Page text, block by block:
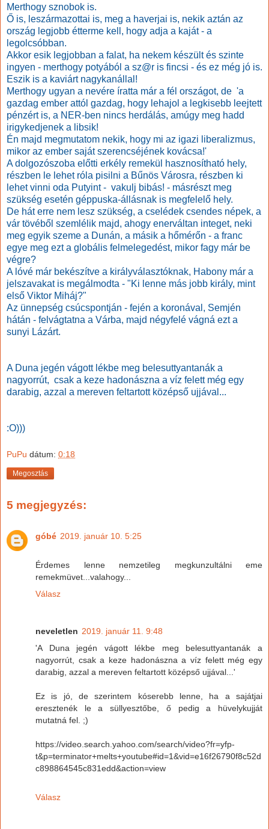
Merthogy sznobok is.
Ő is, leszármazottai is, meg a haverjai is, nekik aztán az
ország legjobb étterme kell, hogy adja a kaját - a
legolcsóbban.
Akkor esik legjobban a falat, ha nekem készült és szinte
ingyen - merthogy potyából a sz@r is fincsi - és ez még jó is.
Eszik is a kaviárt nagykanállal!
Merthogy ugyan a nevére íratta már a fél országot, de 'a
gazdag ember attól gazdag, hogy lehajol a legkisebb leejtett
pénzért is, a NER-ben nincs herdálás, amúgy meg hadd
irigykedjenek a libsik!
Én majd megmutatom nekik, hogy mi az igazi liberalizmus,
mikor az ember saját szerencséjének kovácsa!'
A dolgozószoba előtti erkély remekül hasznosítható hely,
részben le lehet róla pisilni a Bűnös Városra, részben ki
lehet vinni oda Putyint - vakulj bibás! - másrészt meg
szükség esetén géppuska-állásnak is megfelelő hely.
De hát erre nem lesz szükség, a cselédek csendes népek, a
vár tövéből szemlélik majd, ahogy enerváltan integet, neki
meg egyik szeme a Dunán, a másik a hőmérőn - a franc
egye meg ezt a globális felmelegedést, mikor fagy már be
végre?
A lóvé már bekészítve a királyválasztóknak, Habony már a
jelszavakat is megálmodta - "Ki lenne más jobb király, mint
első Viktor Miháj?"
Az ünnepség csúcspontján - fején a koronával, Semjén
hátán - felvágtatna a Várba, majd négyfelé vágná ezt a
sunyi Lázárt.
A Duna jegén vágott lékbe meg belesuttyantanák a
nagyorrút, csak a keze hadonászna a víz felett még egy
darabig, azzal a mereven feltartott középső ujjával...
:O)))
PuPu dátum: 0:18
Megosztás
5 megjegyzés:
góbé 2019. január 10. 5:25
Érdemes lenne nemzetileg megkunzultálni eme
remekmüvet...valahogy...
Válasz
neveletlen 2019. január 11. 9:48
'A Duna jegén vágott lékbe meg belesuttyantanák a
nagyorrút, csak a keze hadonászna a víz felett még egy
darabig, azzal a mereven feltartott középső ujjával...'
Ez is jó, de szerintem kóserebb lenne, ha a sajátjai
eresztenék le a süllyesztőbe, ő pedig a hüvelykujját
mutatná fel. ;)
https://video.search.yahoo.com/search/video?fr=yfp-
t&p=terminator+melts+youtube#id=1&vid=e16f26790f8c52d
c898864545c831edd&action=view
Válasz